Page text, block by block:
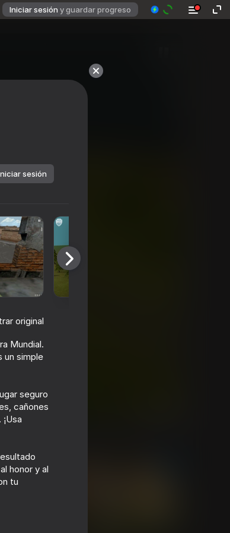
Iniciar sesión y guardar progreso
sesión
original
Mundial.
un simple
seguro
cañones
honor y al
tu